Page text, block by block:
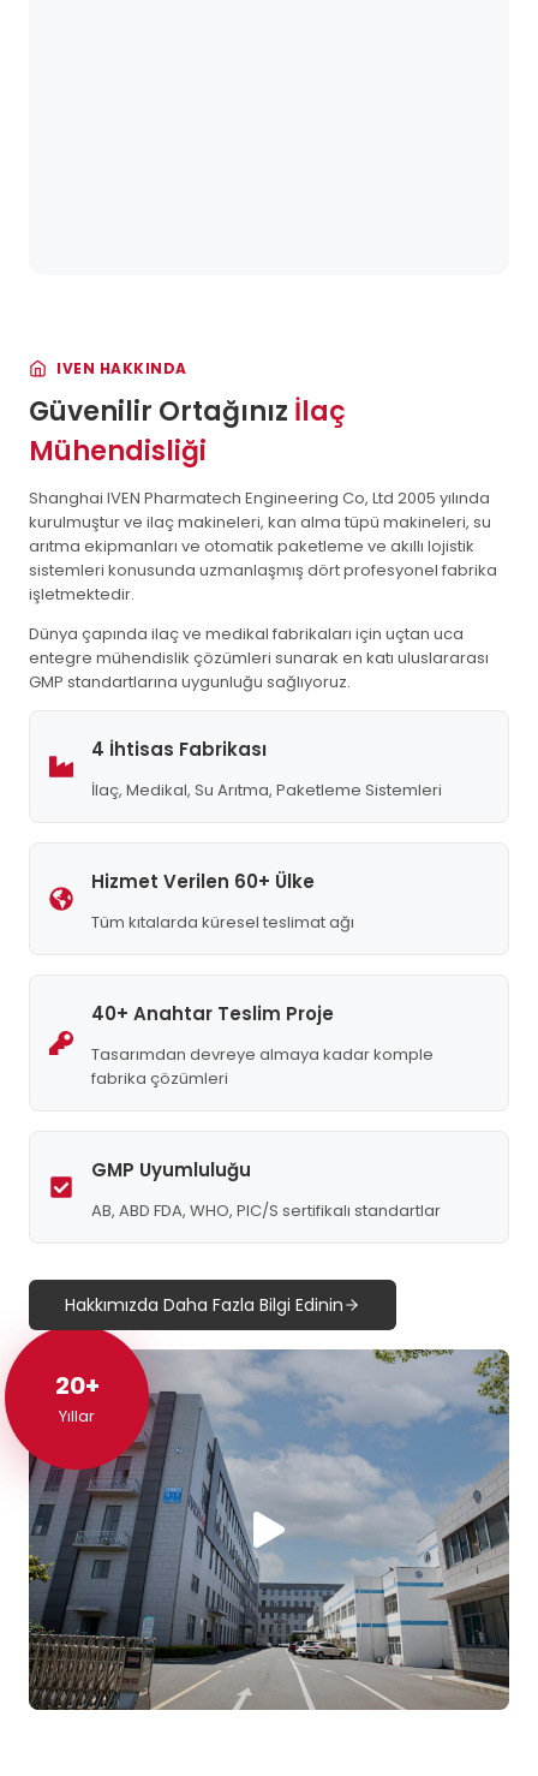
20+
20+
Yıllar
IVEN HAKKINDA
Güvenilir Ortağınız İlaç
Mühendisliği
Shanghai IVEN Pharmatech Engineering Co, Ltd 2005 yılında
kurulmuştur ve ilaç makineleri, kan alma tüpü makineleri, su
arıtma ekipmanları ve otomatik paketleme ve akıllı lojistik
sistemleri konusunda uzmanlaşmış dört profesyonel fabrika
işletmektedir.
Dünya çapında ilaç ve medikal fabrikaları için uçtan uca
entegre mühendislik çözümleri sunarak en katı uluslararası
GMP standartlarına uygunluğu sağlıyoruz.
4 İhtisas Fabrikası
İlaç, Medikal, Su Arıtma, Paketleme Sistemleri
Hizmet Verilen 60+ Ülke
Tüm kıtalarda küresel teslimat ağı
40+ Anahtar Teslim Proje
Tasarımdan devreye almaya kadar komple
fabrika çözümleri
GMP Uyumluluğu
AB, ABD FDA, WHO, PIC/S sertifikalı standartlar
Hakkımızda Daha Fazla Bilgi Edinin